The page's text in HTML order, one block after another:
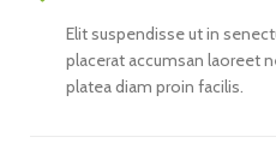
Elit suspendisse ut in
placerat accumsan laoreet
platea diam proin facilis.